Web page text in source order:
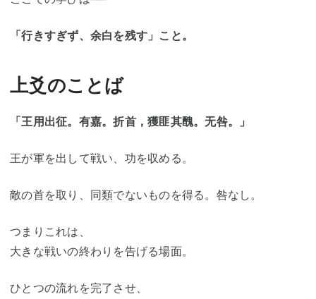
「行きすぎず、余白を残す」こと。
上爻のことば
「王用出征。有嘉。折首，獲匪其醜。无咎。」
王が軍を出して戦い、功を収める。
敵の首を取り、同類でないものを得る。咎なし。
つまりこれは、
大きな戦いの終わりを告げる場面。
ひとつの流れを完了させ、